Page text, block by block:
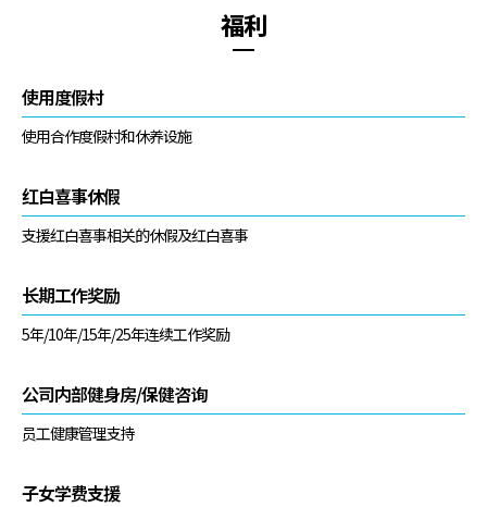
福利
使用度假村
使用合作度假村和休养设施
红白喜事休假
支援红白喜事相关的休假及红白喜事
长期工作奖励
5年/10年/15年/25年连续工作奖励
公司内部健身房/保健咨询
员工健康管理支持
子女学费支援